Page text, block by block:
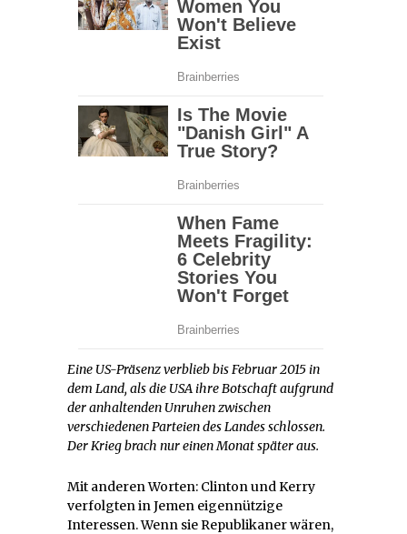
Eine US-Präsenz verblieb bis Februar 2015 in
dem Land, als die USA ihre Botschaft aufgrund
der anhaltenden Unruhen zwischen
verschiedenen Parteien des Landes schlossen.
Der Krieg brach nur einen Monat später aus.
Mit anderen Worten: Clinton und Kerry
verfolgten in Jemen eigennützige
Interessen. Wenn sie Republikaner wären,